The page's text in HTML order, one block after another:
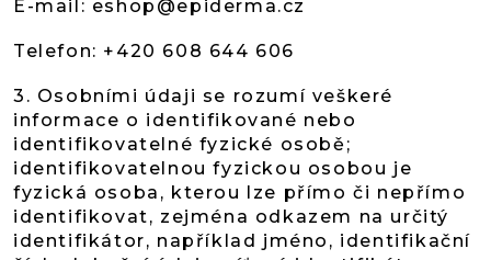
E-mail: eshop@epiderma.cz
Telefon: +420 608 644 606
3. Osobními údaji se rozumí veškeré
informace o identifikované nebo
identifikovatelné fyzické osobě;
identifikovatelnou fyzickou osobou je
fyzická osoba, kterou lze přímo či nepřímo
identifikovat, zejména odkazem na určitý
identifikátor, například jméno, identifikační